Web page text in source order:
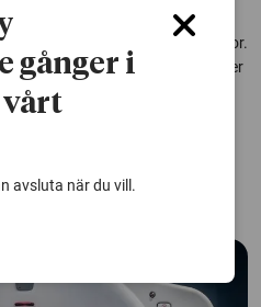
har tidigare kunnat kopplas till
död, främst hos kvinnor.
varför risken minskar – och tyder
genetik kan spela en avgörande
gånger i
vårt
avsluta när du vill.